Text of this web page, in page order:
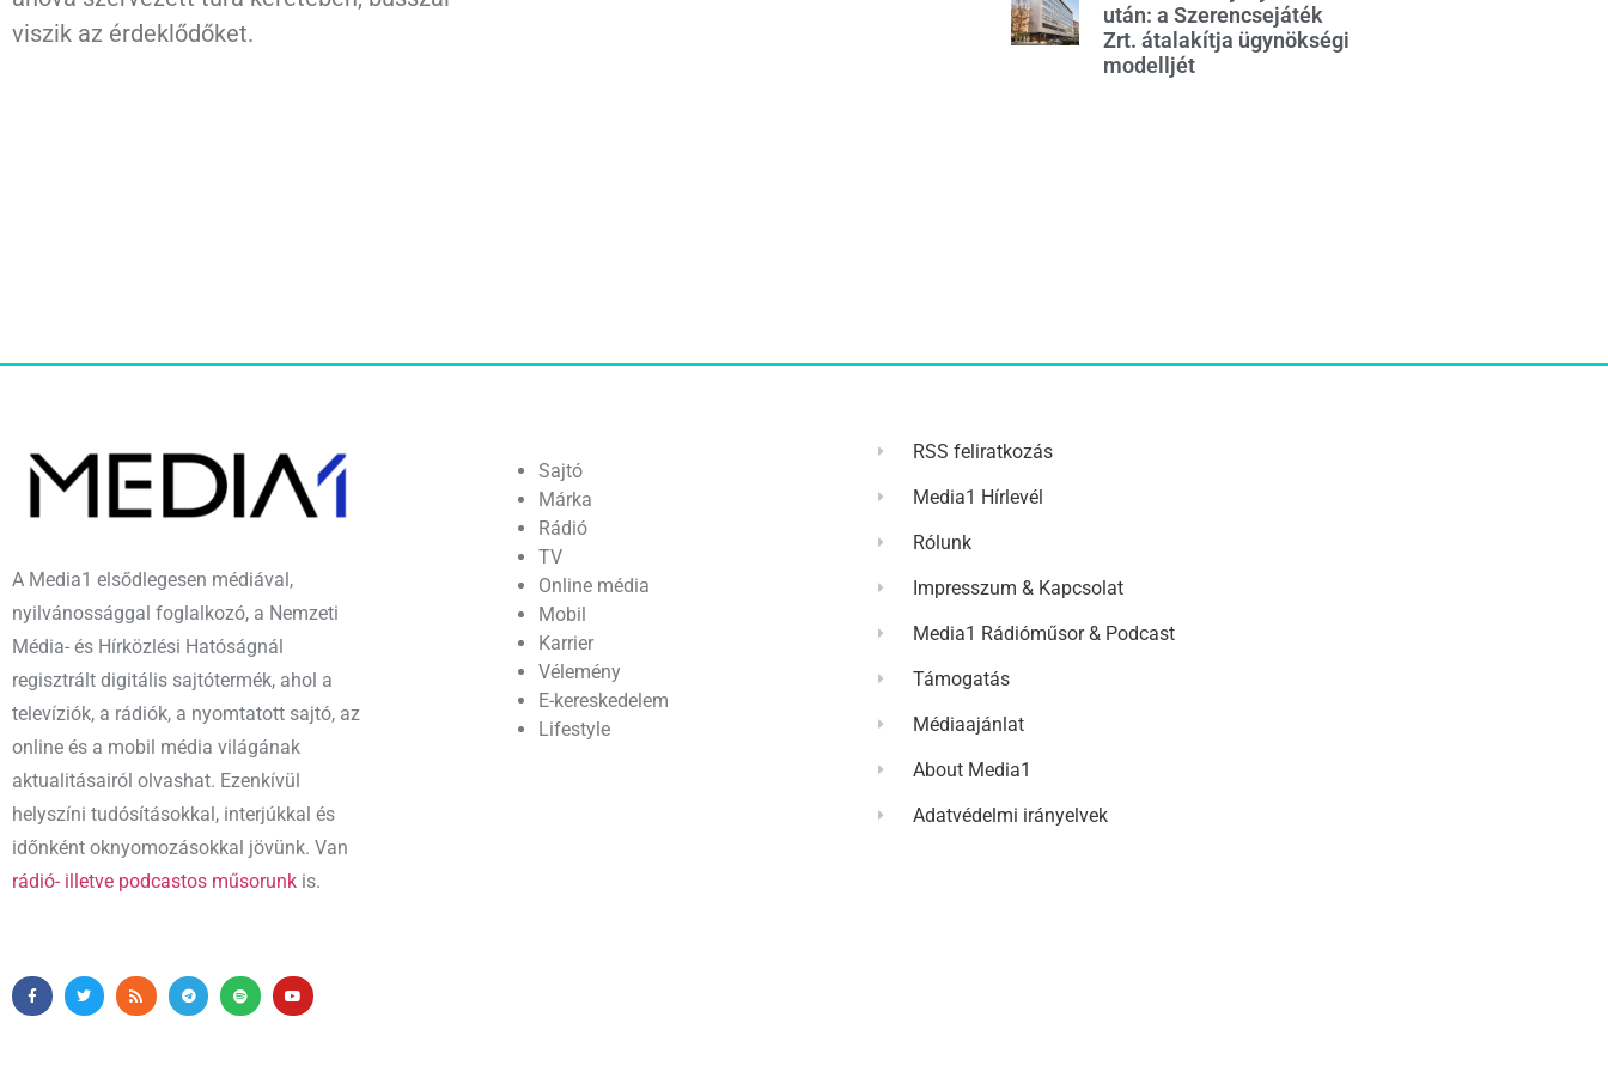
viszik az érdeklődőket.
után: a Szerencsejáték
Zrt. átalakítja ügynökségi
modelljét
A Media1 elsődlegesen médiával,
nyilvánossággal foglalkozó, a Nemzeti
Média- és Hírközlési Hatóságnál
regisztrált digitális sajtótermék, ahol a
televíziók, a rádiók, a nyomtatott sajtó, az
online és a mobil média világának
aktualitásairól olvashat. Ezenkívül
helyszíni tudósításokkal, interjúkkal és
időnként oknyomozásokkal jövünk. Van
rádió- illetve podcastos műsorunk is.
Sajtó
Márka
Rádió
TV
Online média
Mobil
Karrier
Vélemény
E-kereskedelem
Lifestyle
RSS feliratkozás
Media1 Hírlevél
Rólunk
Impresszum & Kapcsolat
Media1 Rádióműsor & Podcast
Támogatás
Médiaajánlat
About Media1
Adatvédelmi irányelvek